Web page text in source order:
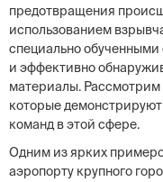
предотвращения
использованием
специально
и эффективно
материалы. Рассмотрим
которые
команд в этой сфере.
Одним из ярких
аэропорту крупного